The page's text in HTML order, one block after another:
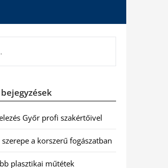
Győr profi szakértőivel
szerepe a korszerű fogászatban
plasztikai műtétek